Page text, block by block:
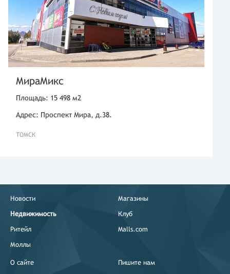
МираМикс
Площадь: 15 498 м2
Адрес: Проспект Мира, д.38.
ТОМСК
Новости
Недвижимость
Ритейл
Моллы
Магазины
Клуб
Malls.com
О сайте Пишите нам